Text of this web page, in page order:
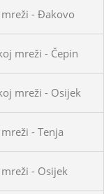
- Đakovo
mreži - Čepin
mreži - Osijek
- Tenja
- Osijek